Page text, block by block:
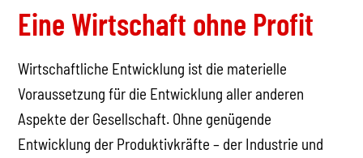
Eine Wirtschaft ohne Profit
Wirtschaftliche Entwicklung ist die materielle
Voraussetzung für die Entwicklung aller anderen
Aspekte der Gesellschaft. Ohne genügende
Entwicklung der Produktivkräfte – der Industrie und